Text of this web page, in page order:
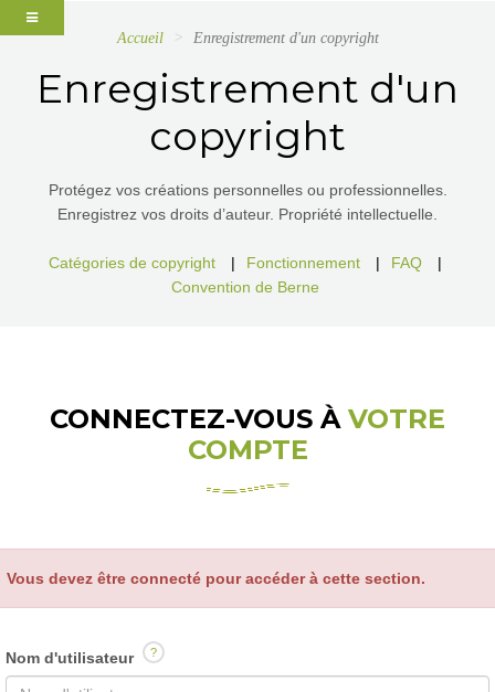
Accueil Enregistrement d'un copyright
Enregistrement d'un
copyright
Protégez vos créations personnelles ou professionnelles.
Enregistrez vos droits d’auteur. Propriété intellectuelle.
Catégories de copyright | Fonctionnement | FAQ
|
Convention de Berne
CONNECTEZ-VOUS À VOTRE
COMPTE
Vous devez être connecté pour accéder à cette section.
Nom d'utilisateur ?